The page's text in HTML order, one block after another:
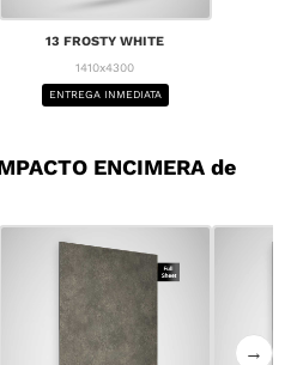
13 FROSTY WHITE
1410x4300
ENTREGA INMEDIATA
ENCIMERA de
→